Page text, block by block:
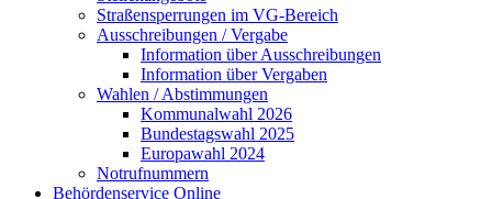
Straßensperrungen im VG-Bereich
Ausschreibungen / Vergabe
Information über Ausschreibungen
Information über Vergaben
Wahlen / Abstimmungen
Kommunalwahl 2026
Bundestagswahl 2025
Europawahl 2024
Notrufnummern
Behördenservice Online